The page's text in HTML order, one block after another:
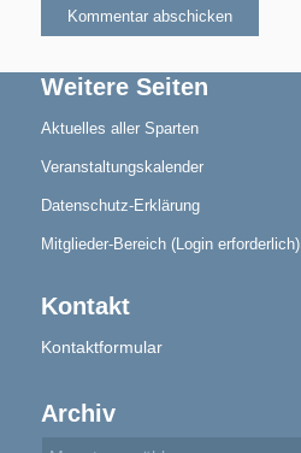
Blindensport
Termine/Training
Aktuelles
Weitere Seiten
Aktuelles aller Sparten
Veranstaltungskalender
Datenschutz-Erklärung
Mitglieder-Bereich (Login erforderlich)
Kontakt
Kontaktformular
Archiv